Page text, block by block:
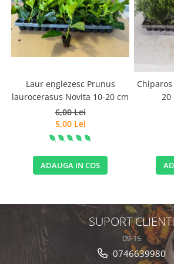
Laur englezesc Prunus
laurocerasus Novita 10-20 cm
6,00 Lei
5,00 Lei
ADAUGA IN COS
20
SUPORT CLIENTI
09-15
0746639980